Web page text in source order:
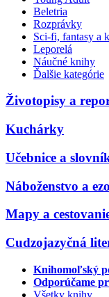
Beletria
Rozprávky
Sci-fi, fantasy a
Leporelá
Náučné knihy
Ďalšie kategórie
Životopisy a
Kuchárky
Učebnice a
Náboženstvo a
Mapy a
Cudzojazyčná
Knihomoľský
Odporúčame
Všetky knihy